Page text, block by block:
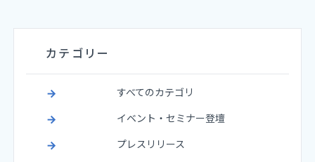
カテゴリー
すべてのカテゴリ
イベント・セミナー登壇
プレスリリース